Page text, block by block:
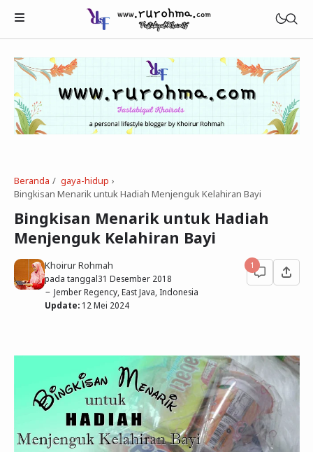
Beauty
Healthy
Tech
Beranda gaya-hidup ›
Bingkisan Menarik untuk Hadiah Menjenguk Kelahiran Bayi
Bingkisan Menarik untuk Hadiah
Menjenguk Kelahiran Bayi
Khoirur Rohmah
pada tanggal31 Desember 2018
Jember Regency, East Java, Indonesia
Update: 12 Mei 2024
1